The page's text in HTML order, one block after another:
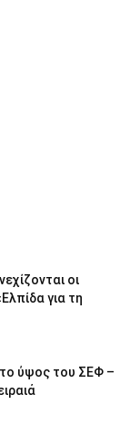
οι
για τη
ύψος του ΣΕΦ –